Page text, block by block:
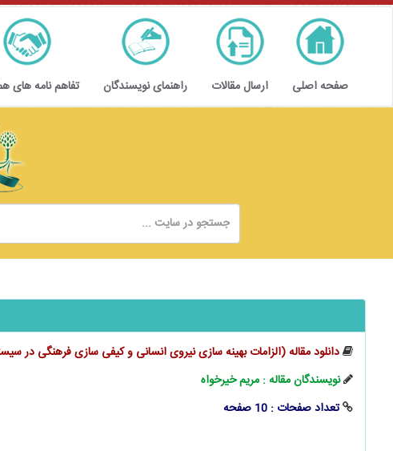
صفحه اصلی ارسال مقالات راهنمای نویسندگان تفاهم نامه های
دانلود مقاله (الزامات بهینه‌‌‌‌‌‌ سازی نیروی انسانی و کیفی ‌‌‌‌‌‌سازی فرهنگی در
نویسندگان مقاله : مریم خیرخواه
تعداد صفحات : 10 صفحه